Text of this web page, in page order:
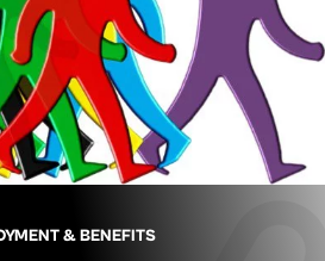
& BENEFITS